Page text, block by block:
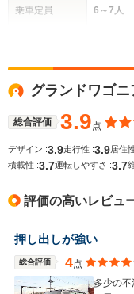
乗車定員
サイズ
6～7人
全高
グランドワゴ
総合評価 3.9点
デザイン :3.9走行性 :3.9 居住
積載性 :3.7運転しやすさ :3.7
評価の高いレビュ
押し出しが強い
総合評価 4点
多少の